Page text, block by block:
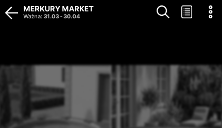
MERKURY MARKET
Ważna: 31.03-30.04